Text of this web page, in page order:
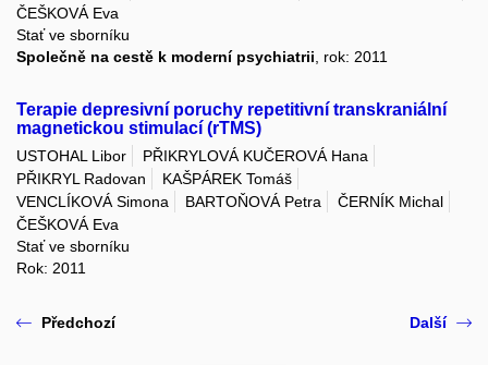
ČEŠKOVÁ Eva
Stať ve sborníku
Společně na cestě k moderní psychiatrii, rok: 2011
Terapie depresivní poruchy repetitivní transkraniální
magnetickou stimulací (rTMS)
USTOHAL Libor
PŘIKRYLOVÁ KUČEROVÁ Hana
PŘIKRYL Radovan
KAŠPÁREK Tomáš
VENCLÍKOVÁ Simona
BARTOŇOVÁ Petra
ČERNÍK Michal
ČEŠKOVÁ Eva
Stať ve sborníku
Rok: 2011
Předchozí Další